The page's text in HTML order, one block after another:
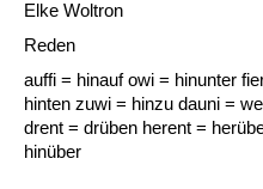
Elke Woltron
Reden
auffi = hinauf owi = hinunter
hinten zuwi = hinzu dauni =
drent = drüben herent =
hinüber